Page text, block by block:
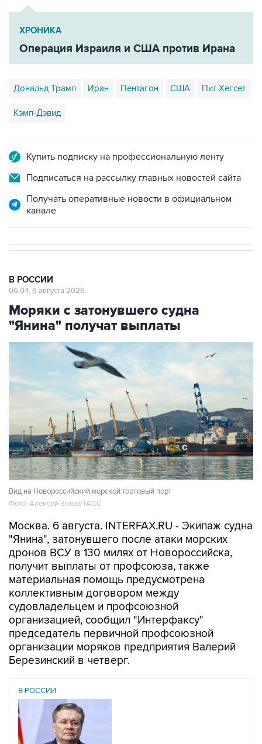
ХРОНИКА
Операция Израиля и США против Ирана
Дональд Трамп Иран Пентагон США Пит Хегсет
Кэмп-Дэвид
Купить подписку на профессиональную ленту
Подписаться на рассылку главных новостей сайта
Получать оперативные новости в официальном
канале
В РОССИИ
06:04, 6 августа 2026
Моряки с затонувшего судна
"Янина" получат выплаты
Вид на Новороссийский морской торговый порт
Фото: Алексей Зотов/ТАСС
Москва. 6 августа. INTERFAX.RU - Экипаж судна
"Янина", затонувшего после атаки морских
дронов ВСУ в 130 милях от Новороссийска,
получит выплаты от профсоюза, также
материальная помощь предусмотрена
коллективным договором между
судовладельцем и профсоюзной
организацией, сообщил "Интерфаксу"
председатель первичной профсоюзной
организации моряков предприятия Валерий
Березинский в четверг.
В РОССИИ